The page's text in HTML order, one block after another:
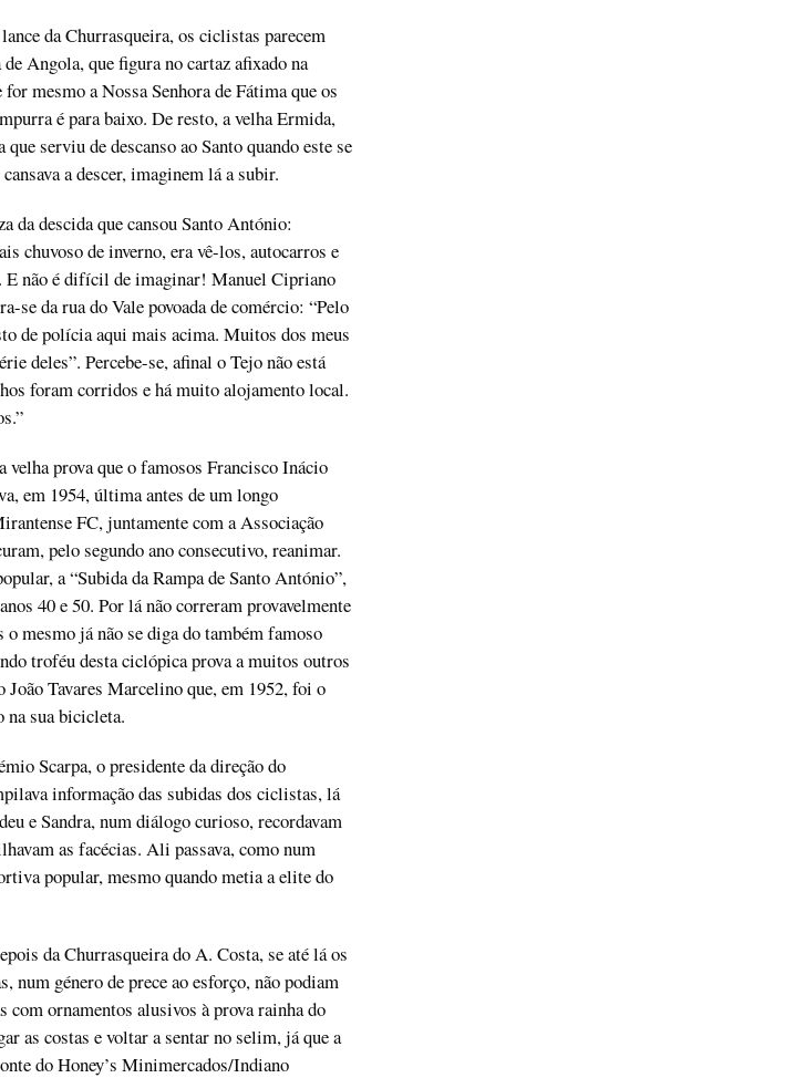
da Churrasqueira, os ciclistas parecem
Angola, que figura no cartaz afixado na
mesmo a Nossa Senhora de Fátima que os
é para baixo. De resto, a velha Ermida,
serviu de descanso ao Santo quando este se
a descer, imaginem lá a subir.
da descida que cansou Santo António:
chuvoso de inverno, era vê-los, autocarros e
E não é difícil de imaginar! Manuel Cipriano
se da rua do Vale povoada de comércio: “Pelo
de polícia aqui mais acima. Muitos dos meus
deles”. Percebe-se, afinal o Tejo não está
foram corridos e há muito alojamento local.
prova que o famosos Francisco Inácio
em 1954, última antes de um longo
FC, juntamente com a Associação
pelo segundo ano consecutivo, reanimar.
a “Subida da Rampa de Santo António”,
40 e 50. Por lá não correram provavelmente
mesmo já não se diga do também famoso
troféu desta ciclópica prova a muitos outros
Tavares Marcelino que, em 1952, foi o
na sua bicicleta.
Scarpa, o presidente da direção do
informação das subidas dos ciclistas, lá
e Sandra, num diálogo curioso, recordavam
as facécias. Ali passava, como num
popular, mesmo quando metia a elite do
da Churrasqueira do A. Costa, se até lá os
num género de prece ao esforço, não podiam
ornamentos alusivos à prova rainha do
as costas e voltar a sentar no selim, já que a
do Honey’s Minimercados/Indiano